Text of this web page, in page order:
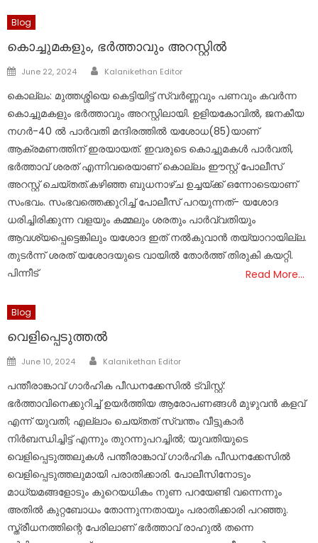
Blog
കൊച്ചുമകളും, ഭർത്താവും അറസ്റ്റിൽ
Posted
June 22, 2024 Author
Kalanikethan Editor
കൊല്ലം: മുത്തശ്ശിയെ കെട്ടിയിട്ട് സ്വര്‍ണ്ണവും പണവും കവര്‍ന്ന
കൊച്ചുമകളും ഭര്‍ത്താവും അറസ്റ്റിലായി. ഉളിയകോവില്‍, ജനകീയ
നഗര്‍-40 ല്‍ പാര്‍വതി മന്ദിരത്തില്‍ യശോധ(85)യാണ്
ആക്രമണത്തിന് ഇരയായത്. ഇവരുടെ കൊച്ചുമകള്‍ പാര്‍വതി,
ഭര്‍ത്താവ് ശരത് എന്നിവരെയാണ് കൊല്ലം ഈസ്റ്റ് പോലീസ്
അറസ്റ്റ് ചെയ്തത്.കഴിഞ്ഞ ബുധനാഴ്ച ഉച്ചയ്ക്ക് ഒന്നോടെയാണ്
സംഭവം. സംഭവത്തെക്കുറിച്ച് പോലീസ് പറയുന്നത്- യശോദ
ധരിച്ചിരിക്കുന്ന വളയും കമ്മലും ശരതും പാര്‍വ്വതിയും
ആവശ്യപ്പെട്ടെങ്കിലും യശോദ ഇത് നല്‍കുവാന്‍ തയ്യാറായില്ല.
തുടര്‍ന്ന് ശരത് യശോദയുടെ വായില്‍ തോര്‍ത്ത് തിരുകി കയറ്റി.
പിന്നീട്
Read More…
Blog
വെളിപ്പെടുത്തൽ
Posted
June 10, 2024 Author
Kalanikethan Editor
പന്തീരാങ്കാവ് ഗാർഹിക പീഡനക്കേസിൽ ട്വിസ്റ്റ്:
ഭർത്താവിനെക്കുറിച്ച് ഉയർത്തിയ ആരോപണങ്ങൾ മുഴുവൻ കളവ്
എന്ന് യുവതി; എല്ലാം ചെയ്തത് സ്വന്തം വീട്ടുകാർ
നിർബന്ധിച്ചിട്ട് എന്നും തുറന്നുപറച്ചിൽ; യുവതിയുടെ
വെളിപ്പെടുത്തലുകൾ പന്തീരാങ്കാവ് ഗാർഹിക പീഡനക്കേസില്‍
വെളിപ്പെടുത്തലുമായി പരാതിക്കാരി. പോലീസിനോടും
മാധ്യമങ്ങളോടും കുറെയധികം നുണ പറയേണ്ടി വന്നെന്നും
അതില്‍ കുറ്റബോധം തോന്നുന്നതായും പരാതിക്കാരി പറഞ്ഞു.
സ്ത്രീധനത്തിന്റെ പേരിലാണ് ഭർത്താവ് രാഹുല്‍ തന്നെ